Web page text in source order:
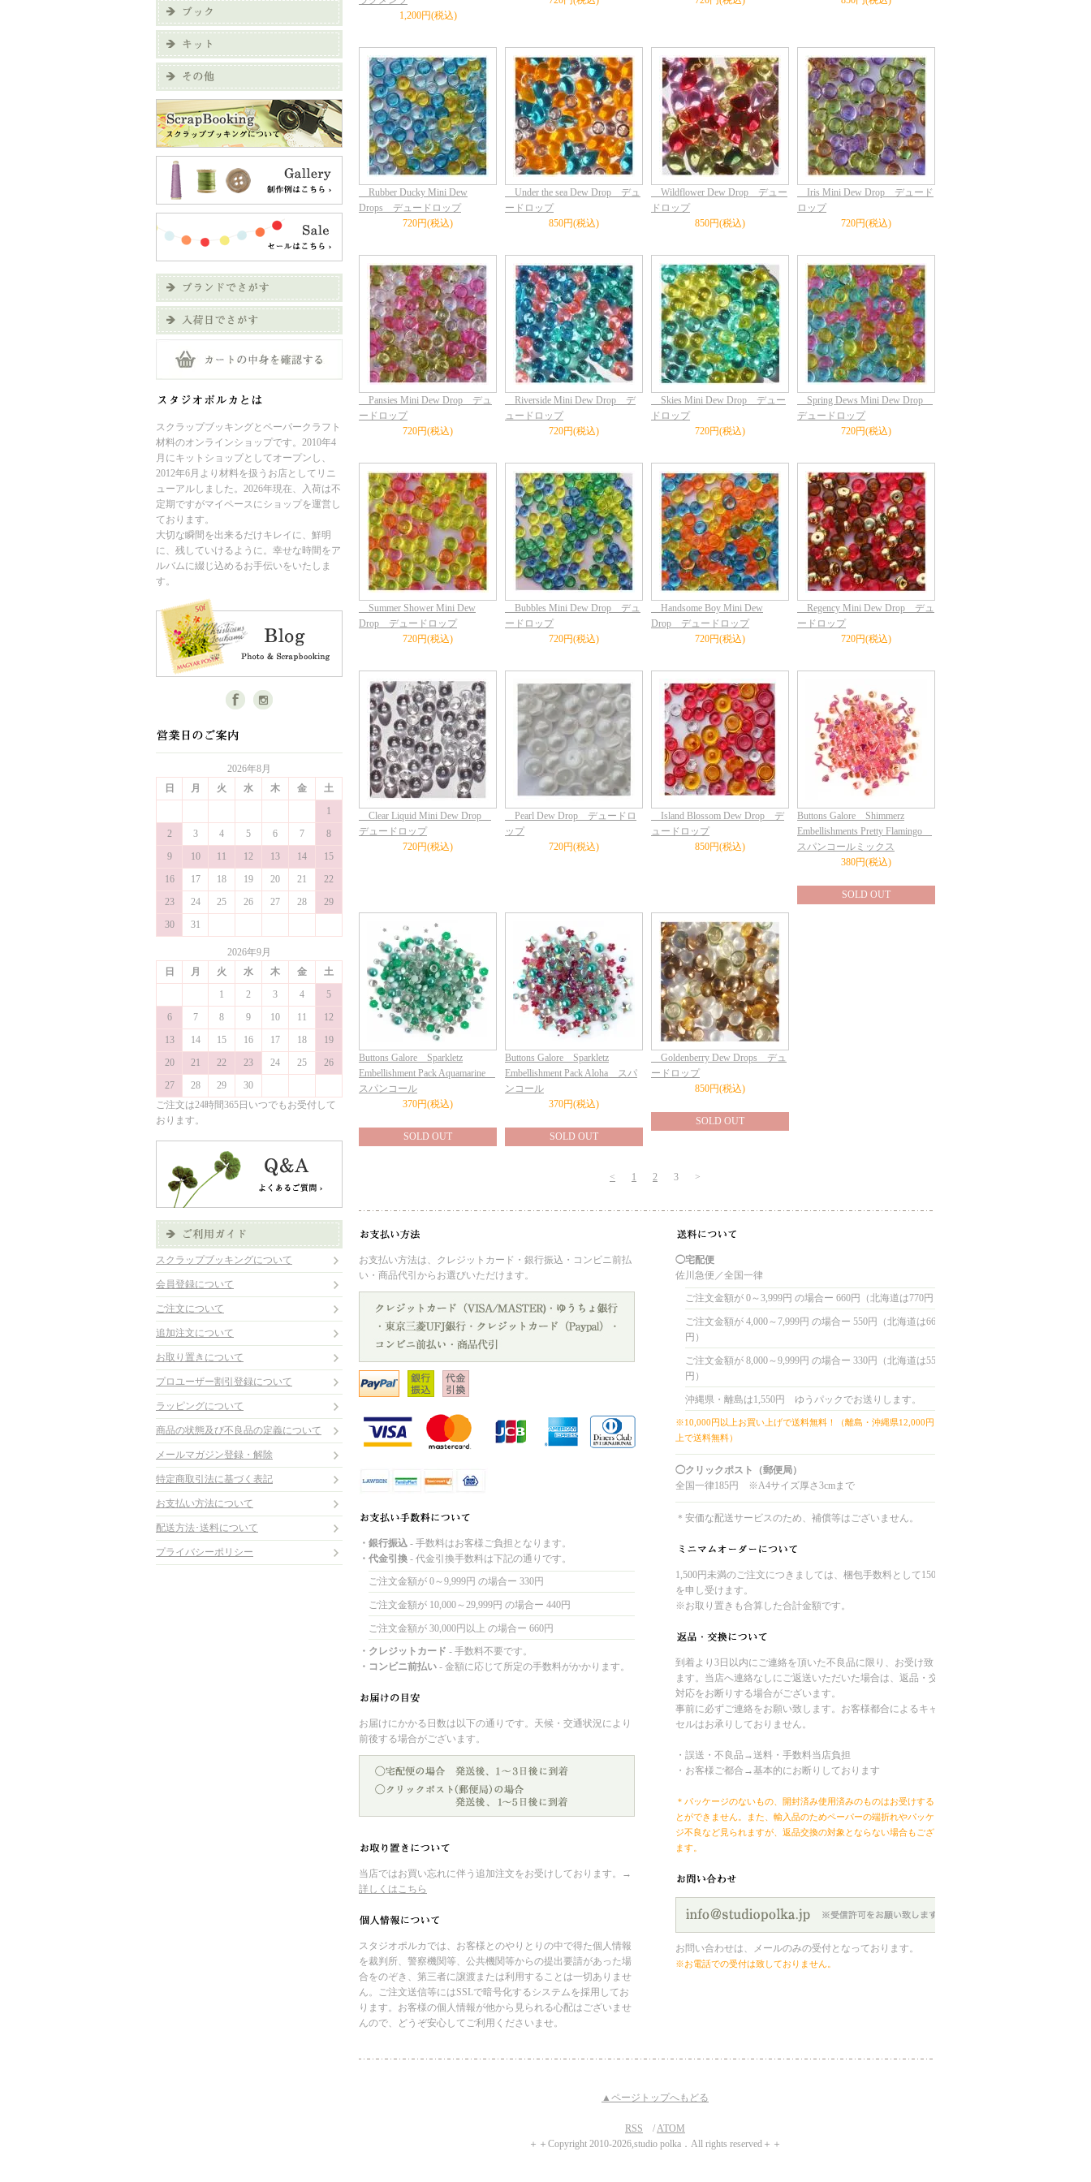
スクラップブッキングとペーパークラフト
材料のオンラインショップです。2010年4
月にキットショップとしてオープンし、
2012年6月より材料を扱うお店としてリニ
ューアルしました。2026年現在、入荷は不
定期ですがマイペースにショップを運営し
ております。
大切な瞬間を出来るだけキレイに、鮮明
に、残していけるように。幸せな時間をア
ルバムに綴じ込めるお手伝いをいたしま
す。
2026年8月
日
月 火 水 木 金
土
1
2
3 4 5 6 7
8
9
10 11 12 13 14
15
16
17 18 19 20 21
22
23
24 25 26 27 28
29
30
31
2026年9月
日
月 火 水 木 金
土
1
2 3 4
5
6
7 8 9 10 11
12
13
14 15 16 17 18
19
20
21 22 23 24 25
26
27
28 29
30
ご注文は24時間365日いつでもお受付して
おります。
スクラップブッキングについて
会員登録について
ご注文について
追加注文について
お取り置きについて
プロユーザー割引登録について
ラッピングについて
商品の状態及び不良品の定義について
メールマガジン登録・解除
特定商取引法に基づく表記
お支払い方法について
配送方法･送料について
プライバシーポリシー
1,200円(税込)
Rubber Ducky Mini Dew
Drops デュードロップ
720円(税込)
Under the sea Dew Drop デュ
ードロップ
850円(税込)
Wildflower Dew Drop デュー
ドロップ
850円(税込)
Iris Mini Dew Drop デュード
ロップ
720円(税込)
Pansies Mini Dew Drop デュ
ードロップ
720円(税込)
Riverside Mini Dew Drop デ
ュードロップ
720円(税込)
Skies Mini Dew Drop デュー
ドロップ
720円(税込)
Spring Dews Mini Dew Drop
デュードロップ
720円(税込)
Summer Shower Mini Dew
Drop デュードロップ
720円(税込)
Bubbles Mini Dew Drop デュ
ードロップ
720円(税込)
Handsome Boy Mini Dew
Drop デュードロップ
720円(税込)
Regency Mini Dew Drop デュ
ードロップ
720円(税込)
Clear Liquid Mini Dew Drop
デュードロップ
720円(税込)
Pearl Dew Drop デュードロ
ップ
720円(税込)
Island Blossom Dew Drop デ
ュードロップ
850円(税込)
Buttons Galore Shimmerz
Embellishments Pretty Flamingo
スパンコールミックス
380円(税込)
SOLD OUT
Buttons Galore Sparkletz
Embellishment Pack Aquamarine
スパンコール
370円(税込)
SOLD OUT
Buttons Galore Sparkletz
Embellishment Pack Aloha スパ
ンコール
370円(税込)
SOLD OUT
Goldenberry Dew Drops デュ
ードロップ
850円(税込)
SOLD OUT
< 1 2 3 >
お支払い方法は、クレジットカード・銀行振込・コンビニ前払
い・商品代引からお選びいただけます。
・銀行振込 - 手数料はお客様ご負担となります。
・代金引換 - 代金引換手数料は下記の通りです。
ご注文金額が 0～9,999円 の場合ー 330円
ご注文金額が 10,000～29,999円 の場合ー 440円
ご注文金額が 30,000円以上 の場合ー 660円
・クレジットカード - 手数料不要です。
・コンビニ前払い - 金額に応じて所定の手数料がかかります。
お届けにかかる日数は以下の通りです。天候・交通状況により
前後する場合がございます。
当店ではお買い忘れに伴う追加注文をお受けしております。→
詳しくはこちら
スタジオポルカでは、お客様とのやりとりの中で得た個人情報
を裁判所、警察機関等、公共機関等からの提出要請があった場
合をのぞき、第三者に譲渡または利用することは一切ありませ
ん。ご注文送信等にはSSLで暗号化するシステムを採用してお
ります。お客様の個人情報が他から見られる心配はございませ
んので、どうぞ安心してご利用くださいませ。
◯宅配便
佐川急便／全国一律
ご注文金額が 0～3,999円 の場合ー 660円（北海道は770円）
ご注文金額が 4,000～7,999円 の場合ー 550円（北海道は660
円）
ご注文金額が 8,000～9,999円 の場合ー 330円（北海道は550
円）
沖縄県・離島は1,550円 ゆうパックでお送りします。
※10,000円以上お買い上げで送料無料！（離島・沖縄県12,000円以
上で送料無料）
◯クリックポスト（郵便局）
全国一律185円 ※A4サイズ厚さ3cmまで
＊安価な配送サービスのため、補償等はございません。
1,500円未満のご注文につきましては、梱包手数料として150円
を申し受けます。
※お取り置きも合算した合計金額です。
到着より3日以内にご連絡を頂いた不良品に限り、お受け致し
ます。当店へ連絡なしにご返送いただいた場合は、返品・交換
対応をお断りする場合がございます。
事前に必ずご連絡をお願い致します。お客様都合によるキャン
セルはお承りしておりません。
・誤送・不良品→送料・手数料当店負担
・お客様ご都合→基本的にお断りしております
＊パッケージのないもの、開封済み使用済みのものはお受けするこ
とができません。また、輸入品のためペーパーの端折れやパッケー
ジ不良など見られますが、返品交換の対象とならない場合もござい
ます。
お問い合わせは、メールのみの受付となっております。
※お電話での受付は致しておりません。
▲ページトップへもどる
RSS /ATOM
＋＋Copyright 2010‐2026,studio polka．All rights reserved＋＋